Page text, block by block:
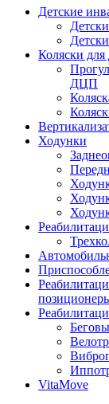
Детские
Коляски
ДЦП
Ходунки
VitaMove